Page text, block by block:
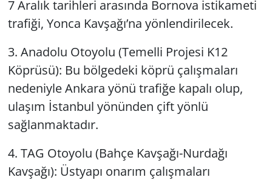
7 Aralık tarihleri arasında Bornova istikameti
trafiği, Yonca Kavşağı’na yönlendirilecek.
3. Anadolu Otoyolu (Temelli Projesi K12
Köprüsü): Bu bölgedeki köprü çalışmaları
nedeniyle Ankara yönü trafiğe kapalı olup,
ulaşım İstanbul yönünden çift yönlü
sağlanmaktadır.
4. TAG Otoyolu (Bahçe Kavşağı-Nurdağı
Kavşağı): Üstyapı onarım çalışmaları